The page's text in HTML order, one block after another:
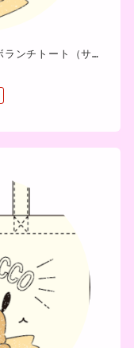
ポチャッコ cafe 限定コラボランチトート（サーフボードタイプ）